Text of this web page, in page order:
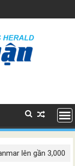
lên gần 3,000